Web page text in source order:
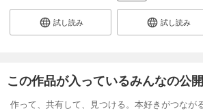
試し読み 試し読み
この作品が入っているみんなの公
作って、共有して、見つける。本好きがつなが